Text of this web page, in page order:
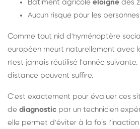
Bâtiment agricole éloigné des
Aucun risque pour les
Comme tout nid d'hyménoptère
européen meurt naturellement avec
n'est jamais réutilisé l'année
distance peuvent suffire.
C'est exactement pour évaluer ces
de diagnostic par un technicien
elle permet d'éviter à la fois